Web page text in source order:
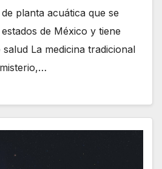
planta acuática que se
de México y tiene
La medicina tradicional